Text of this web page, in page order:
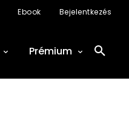
Ebook Bejelentkezés
Prémium